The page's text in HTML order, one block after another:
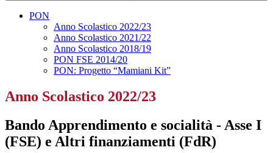
PON
Anno Scolastico 2022/23
Anno Scolastico 2021/22
Anno Scolastico 2018/19
PON FSE 2014/20
PON: Progetto “Mamiani Kit”
Anno Scolastico 2022/23
Bando Apprendimento e socialità - Asse I
(FSE) e Altri finanziamenti (FdR)